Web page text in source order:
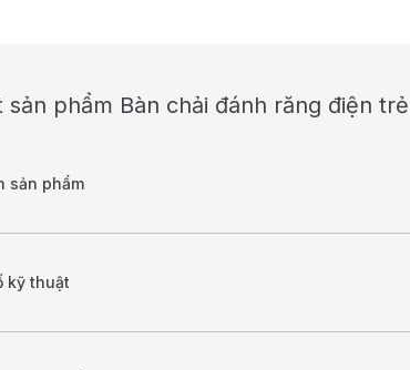
sản phẩm Bàn chải đánh răng điện
sản phẩm
kỹ thuật